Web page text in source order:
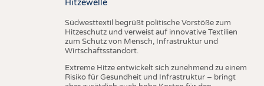
Hitzewelle
Südwesttextil begrüßt politische Vorstöße zum
Hitzeschutz und verweist auf innovative Textilien
zum Schutz von Mensch, Infrastruktur und
Wirtschaftsstandort.
Extreme Hitze entwickelt sich zunehmend zu einem
Risiko für Gesundheit und Infrastruktur – bringt